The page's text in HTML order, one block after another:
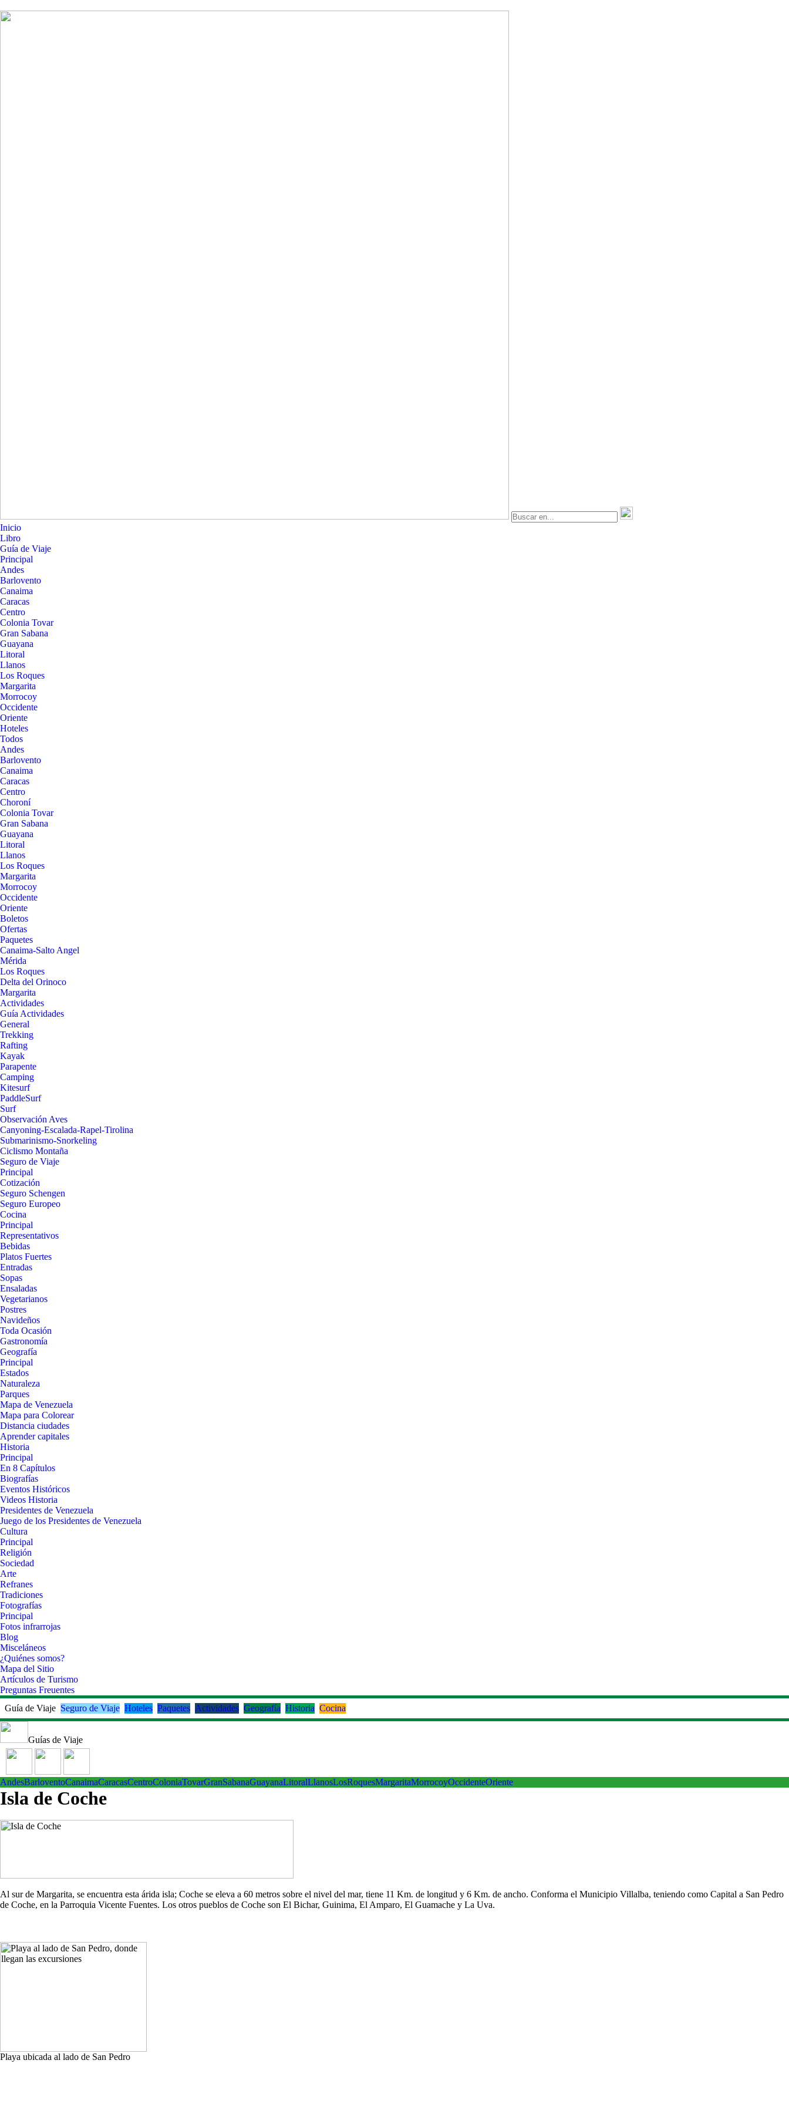
Inicio
Libro
Guía de Viaje
Principal
Andes
Barlovento
Canaima
Caracas
Centro
Colonia Tovar
Gran Sabana
Guayana
Litoral
Llanos
Los Roques
Margarita
Morrocoy
Occidente
Oriente
Hoteles
Todos
Andes
Barlovento
Canaima
Caracas
Centro
Choroní
Colonia Tovar
Gran Sabana
Guayana
Litoral
Llanos
Los Roques
Margarita
Morrocoy
Occidente
Oriente
Boletos
Ofertas
Paquetes
Canaima-Salto Angel
Mérida
Los Roques
Delta del Orinoco
Margarita
Actividades
Guía Actividades
General
Trekking
Rafting
Kayak
Parapente
Camping
Kitesurf
PaddleSurf
Surf
Observación Aves
Canyoning-Escalada-Rapel-Tirolina
Submarinismo-Snorkeling
Ciclismo Montaña
Seguro de Viaje
Principal
Cotización
Seguro Schengen
Seguro Europeo
Cocina
Principal
Representativos
Bebidas
Platos Fuertes
Entradas
Sopas
Ensaladas
Vegetarianos
Postres
Navideños
Toda Ocasión
Gastronomía
Geografía
Principal
Estados
Naturaleza
Parques
Mapa de Venezuela
Mapa para Colorear
Distancia ciudades
Aprender capitales
Historia
Principal
En 8 Capítulos
Biografías
Eventos Históricos
Videos Historia
Presidentes de Venezuela
Juego de los Presidentes de Venezuela
Cultura
Principal
Religión
Sociedad
Arte
Refranes
Tradiciones
Fotografías
Principal
Fotos infrarrojas
Blog
Misceláneos
¿Quiénes somos?
Mapa del Sitio
Artículos de Turismo
Preguntas Freuentes
Guía de Viaje Seguro de Viaje Hoteles Paquetes Actividades Geografía Historia Cocina
Guías de Viaje
AndesBarloventoCanaimaCaracasCentroColoniaTovarGranSabanaGuayanaLitoralLlanosLosRoquesMargaritaMorrocoyOccidenteOriente
Isla de Coche
Al sur de Margarita, se encuentra esta árida isla; Coche se eleva a 60 metros sobre el nivel del mar, tiene 11 Km. de longitud y 6 Km. de ancho. Conforma el Municipio Villalba, teniendo como Capital a San Pedro
de Coche, en la Parroquia Vicente Fuentes. Los otros pueblos de Coche son El Bichar, Guinima, El Amparo, El Guamache y La Uva.
Playa ubicada al lado de San Pedro